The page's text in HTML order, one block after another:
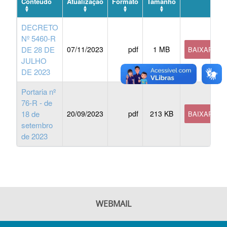
DECRETO
Nº 5460-R
DE 28 DE
JULHO
DE 2023
07/11/2023 pdf 1 MB BAIXAR
Portaria nº
76-R - de
18 de
setembro
de 2023
20/09/2023 pdf 213 KB BAIXAR
WEBMAIL